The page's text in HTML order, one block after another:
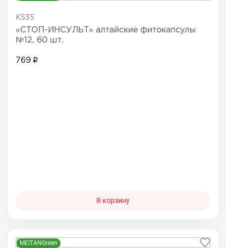
KS35
«СТОП-ИНСУЛЬТ» алтайские фитокапсулы
№12, 60 шт.
769
В корзину
MEITANGreen